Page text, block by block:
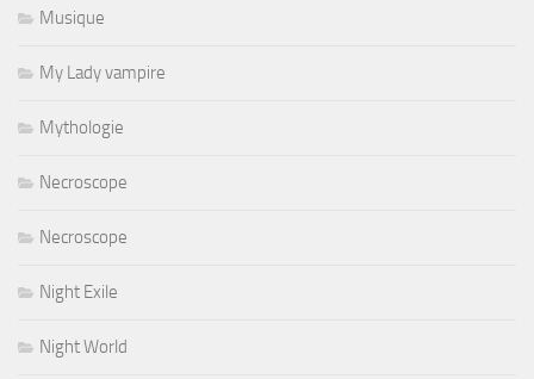
Musique
My Lady vampire
Mythologie
Necroscope
Necroscope
Night Exile
Night World